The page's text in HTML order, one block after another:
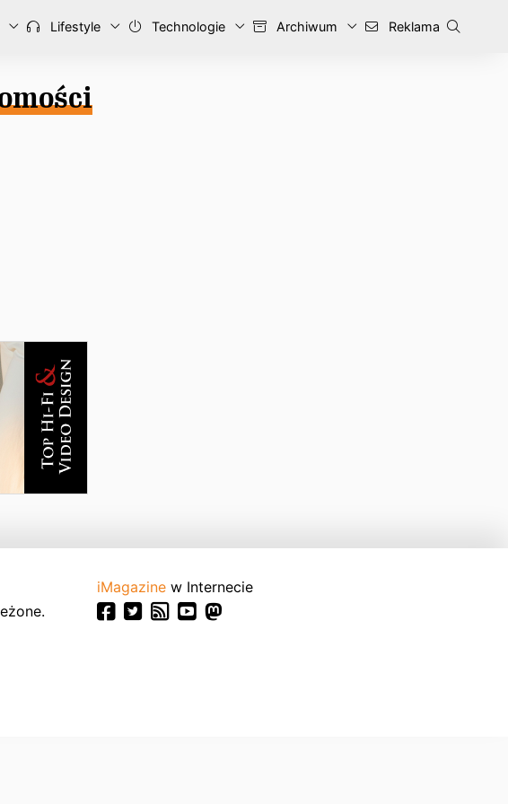
Lifestyle Technologie Archiwum Reklama
iMagazine w Internecie